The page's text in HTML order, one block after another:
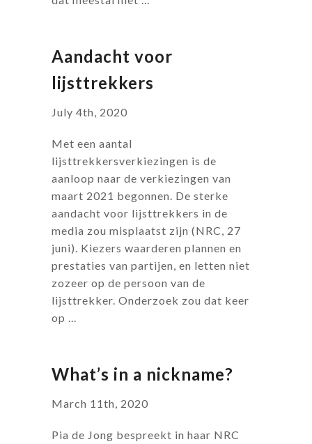
Aandacht voor
lijsttrekkers
July 4th, 2020
Met een aantal
lijsttrekkersverkiezingen is de
aanloop naar de verkiezingen van
maart 2021 begonnen. De sterke
aandacht voor lijsttrekkers in de
media zou misplaatst zijn (NRC, 27
juni). Kiezers waarderen plannen en
prestaties van partijen, en letten niet
zozeer op de persoon van de
lijsttrekker. Onderzoek zou dat keer
op ...
What’s in a nickname?
March 11th, 2020
Pia de Jong bespreekt in haar NRC